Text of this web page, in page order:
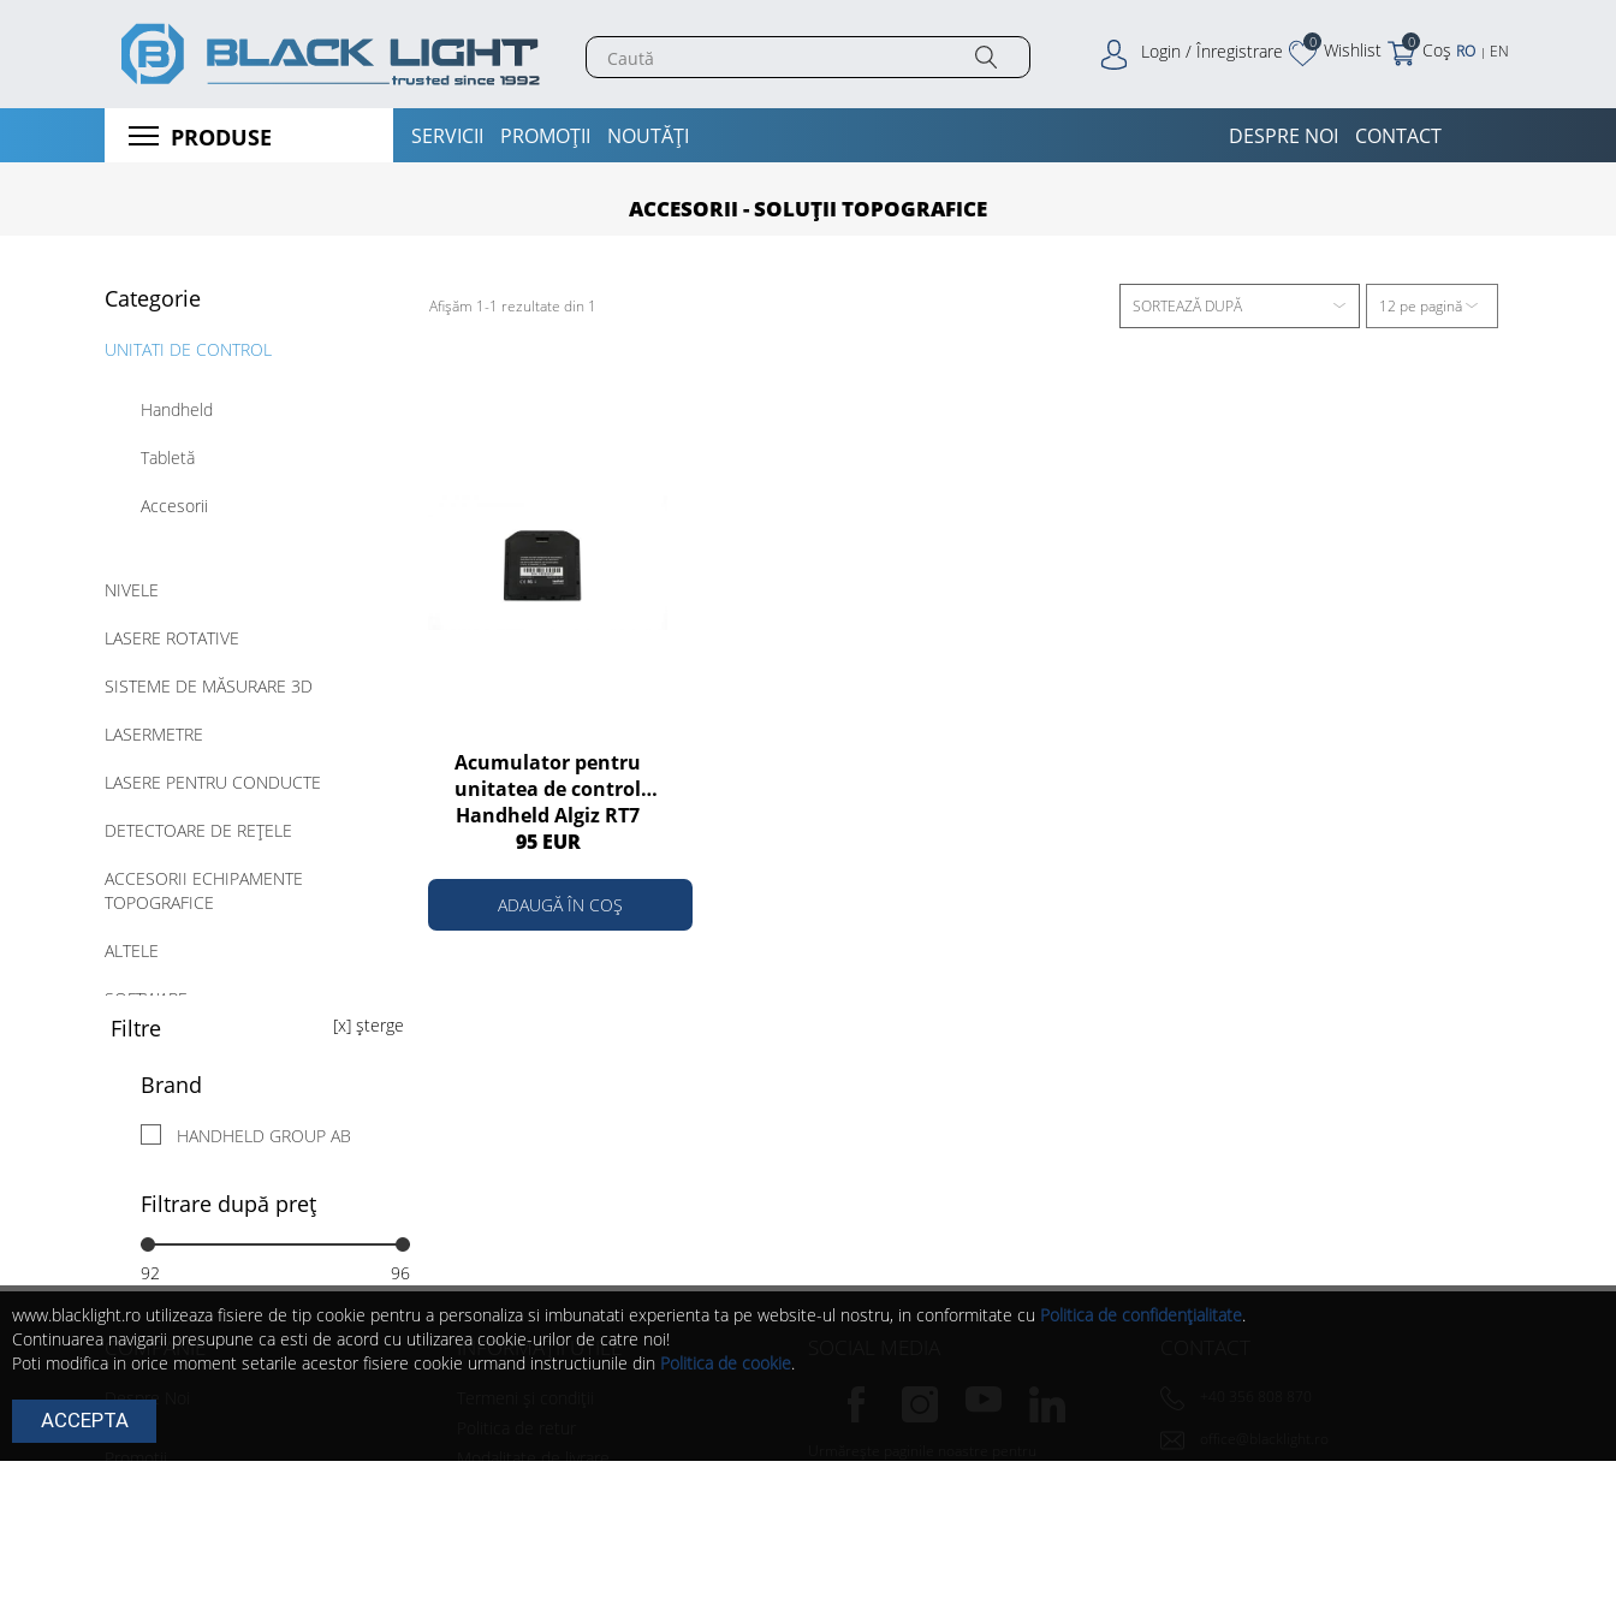
RO | EN
Coș
0
Wishlist
0
Login / Înregistrare
PRODUSE SERVICII PROMOȚII NOUTĂȚI DESPRE NOI CONTACT
ACCESORII - SOLUȚII TOPOGRAFICE
Categorie
UAV
UNITATI DE CONTROL
Handheld
Tabletă
Accesorii
NIVELE
LASERE ROTATIVE
SISTEME DE MĂSURARE 3D
LASERMETRE
LASERE PENTRU CONDUCTE
DETECTOARE DE REȚELE
ACCESORII ECHIPAMENTE
TOPOGRAFICE
ALTELE
SOFTWARE
ÎNCHIRIERI ECHIPAMENTE
Filtre [x] șterge
Brand
HANDHELD GROUP AB
Filtrare după preț
92 96
Afișăm 1-1 rezultate din 1
Acumulator pentru
unitatea de control
Handheld Algiz RT7
95 EUR
ADAUGĂ ÎN COȘ
COMPANIE
Despre Noi
Servicii
Promoții
INFORMAȚII UTILE
Modalitate de livrare
www.blacklight.ro utilizeaza fisiere de tip cookie pentru a personaliza si imbunatati experienta ta pe website-ul nostru, in conformitate cu Politica de confidențialitate.
Continuarea navigarii presupune ca esti de acord cu utilizarea cookie-urilor de catre noi!
Poti modifica in orice moment setarile acestor fisiere cookie urmand instructiunile din Politica de cookie.
ACCEPTA